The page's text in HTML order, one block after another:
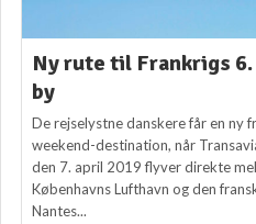
Ny rute til Frankrigs
by
De rejselystne danskere får en ny
weekend-destination, når
den 7. april 2019 flyver direkte
Københavns Lufthavn og den
Nantes...